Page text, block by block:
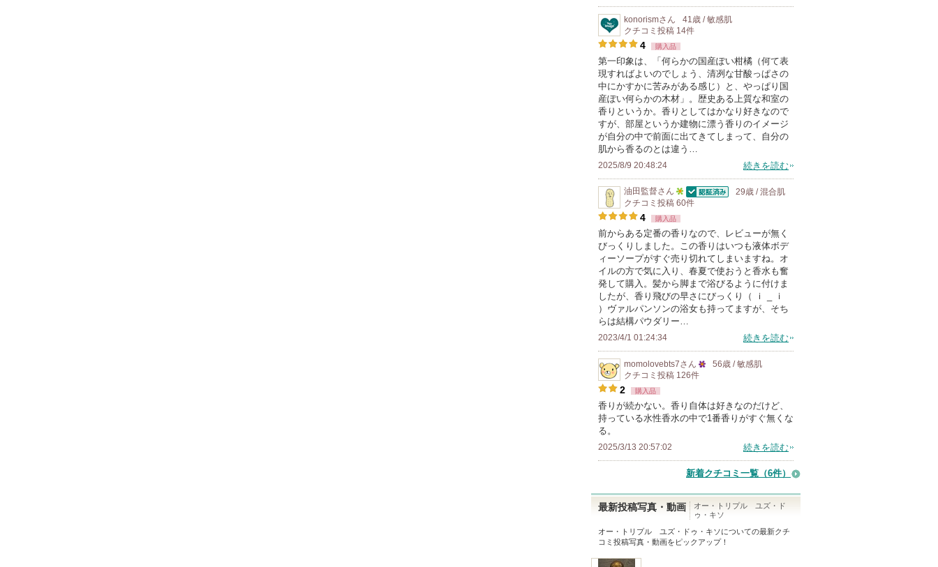
konorismさん
41歳 / 敏感肌
クチコミ投稿 14件
4 購入品
第一印象は、「何らかの国産ぽい柑橘（何て表
現すればよいのでしょう、清冽な甘酸っぱさの
中にかすかに苦みがある感じ）と、やっぱり国
産ぽい何らかの木材」。歴史ある上質な和室の
香りというか。香りとしてはかなり好きなので
すが、部屋というか建物に漂う香りのイメージ
が自分の中で前面に出てきてしまって、自分の
肌から香るのとは違う…
2025/8/9 20:48:24 続きを読む
油田監督さん
5
以
上
の
メ
ン
バ
に
お
に
入
れ
い
認証済
29歳 / 混合肌
クチコミ投稿 60件
4 購入品
前からある定番の香りなので、レビューが無く
びっくりしました。この香りはいつも液体ボデ
ィーソープがすぐ売り切れてしまいますね。オ
イルの方で気に入り、春夏で使おうと香水も奮
発して購入。髪から脚まで浴びるように付けま
したが、香り飛びの早さにびっくり（ ｉ _ ｉ
）ヴァルパンソンの浴女も持ってますが、そち
らは結構パウダリー…
2023/4/1 01:24:34 続きを読む
momolovebts7さん
25
以
メ
ン
バ
お
56歳 / 敏感肌
クチコミ投稿 126件
2 購入品
香りが続かない。香り自体は好きなのだけど、
持っている水性香水の中で1番香りがすぐ無くな
る。
2025/3/13 20:57:02 続きを読む
新着クチコミ一覧 （6件）
最新投稿写真・動画
オー・トリプル ユズ・ド
ゥ・キソ
オー・トリプル ユズ・ドゥ・キソについての最新クチ
コミ投稿写真・動画をピックアップ！